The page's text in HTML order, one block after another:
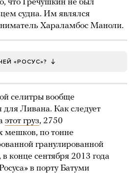
что Гречушкин не был
судна. Им являлся
Хараламбос Маноли.
«РОСУС»?
селитры вообще
для Ливана. Как следует
этот груз, 2750
мешков, по тонне
гранулированной
конце сентября 2013 года
в порту Батуми